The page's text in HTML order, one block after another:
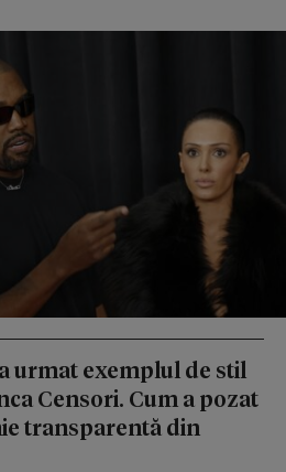
urmat exemplul de stil
Censori. Cum a pozat
transparentă din